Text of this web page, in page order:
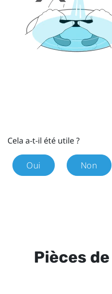
Cela a-t-il été utile ?
Oui Non
Pièces